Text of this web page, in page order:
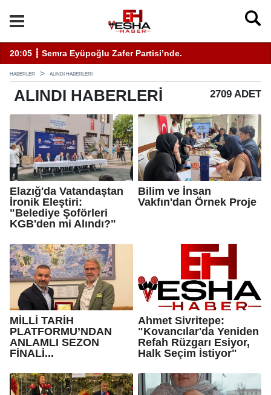
11:19 ┋ ÇEVSADER Eskişehir İl Başkanı Sinem Eltin'den
HABERLER ALINDI HABERLERI
ALINDI HABERLERI 2709 ADET
Elazığ'da Vatandaştan
İronik Eleştiri:
"Belediye Şoförleri
KGB'den mi Alındı?"
Bilim ve İnsan
Vakfın'dan Örnek Proje
MİLLİ TARİH
PLATFORMU’NDAN
ANLAMLI SEZON
FİNALİ...
Ahmet Sivritepe:
"Kovancılar'da Yeniden
Refah Rüzgarı Esiyor,
Halk Seçim İstiyor"